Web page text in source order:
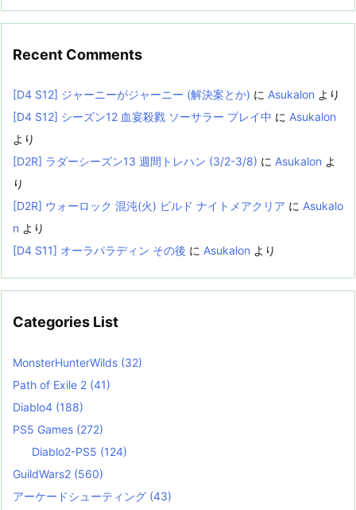
Recent Comments
[D4 S12] ジャーニーがジャーニー (解決案とか) に Asukalon より
[D4 S12] シーズン12 血宴殺戮 ソーサラー プレイ中 に Asukalon
より
[D2R] ラダーシーズン13 週間トレハン (3/2-3/8) に Asukalon よ
り
[D2R] ウォーロック 混沌(火) ビルド ナイトメアクリア に Asukalo
n より
[D4 S11] オーラパラディン その後 に Asukalon より
Categories List
MonsterHunterWilds (32)
Path of Exile 2 (41)
Diablo4 (188)
PS5 Games (272)
Diablo2-PS5 (124)
GuildWars2 (560)
アーケードシューティング (43)